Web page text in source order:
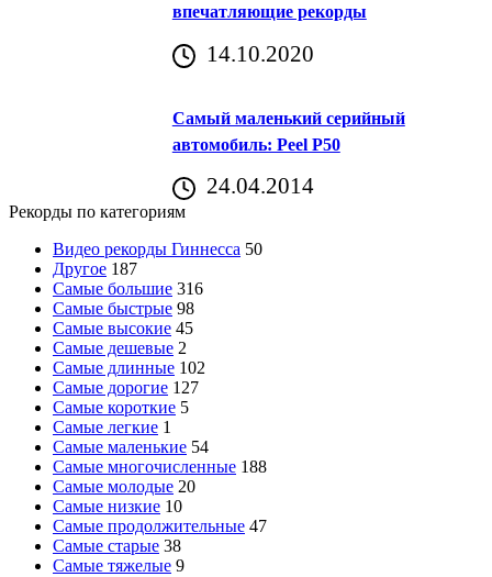
впечатляющие рекорды
14.10.2020
Самый маленький серийный
автомобиль: Peel P50
24.04.2014
Рекорды по категориям
Видео рекорды Гиннесса 50
Другое 187
Самые большие 316
Самые быстрые 98
Самые высокие 45
Самые дешевые 2
Самые длинные 102
Самые дорогие 127
Самые короткие 5
Самые легкие 1
Самые маленькие 54
Самые многочисленные 188
Самые молодые 20
Самые низкие 10
Самые продолжительные 47
Самые старые 38
Самые тяжелые 9